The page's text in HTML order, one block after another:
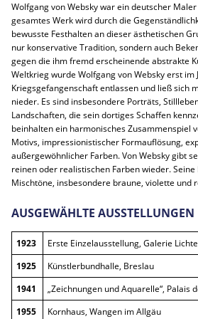
Wolfgang von Websky war ein deutscher
gesamtes Werk wird durch die
bewusste Festhalten an dieser ästhetischen
nur konservative Tradition, sondern auch
gegen die ihm fremd erscheinende abstrakte
Weltkrieg wurde Wolfgang von Websky erst im
Kriegsgefangenschaft entlassen und ließ sich
nieder. Es sind insbesondere Porträts,
Landschaften, die sein dortiges Schaffen
beinhalten ein harmonisches Zusammenspiel
Motivs, impressionistischer Formauflösung,
außergewöhnlicher Farben. Von Websky gibt
reinen oder realistischen Farben wieder.
Mischtöne, insbesondere braune, violette und
AUSGEWÄHLTE AUSSTELLUNGEN
1923
Erste Einzelausstellung, Galerie
1925
Künstlerbundhalle, Breslau
1941
„Zeichnungen und Aquarelle“, Palais
1955
Kornhaus, Wangen im Allgäu